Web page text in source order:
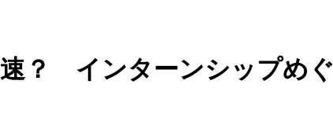
？ インターンシップめぐ